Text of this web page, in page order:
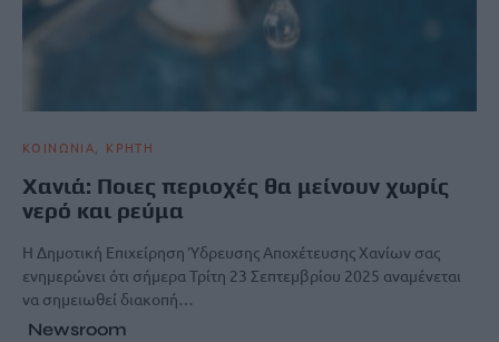
ΚΟΙΝΩΝΙΑ ΚΡΗΤΗ
Χανιά: Ποιες περιοχές θα μείνουν χωρίς
νερό και ρεύμα
Η Δημοτική Επιχείρηση Ύδρευσης Αποχέτευσης Χανίων σας
ενημερώνει ότι σήμερα Τρίτη 23 Σεπτεμβρίου 2025 αναμένεται
να σημειωθεί διακοπή…
Newsroom